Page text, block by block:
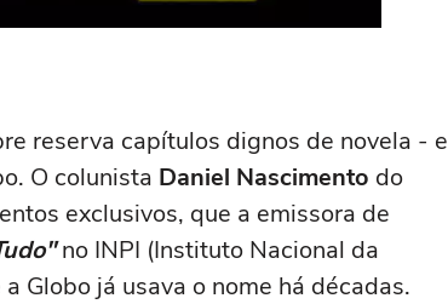
reserva capítulos dignos de novela - e
O colunista Daniel Nascimento do
exclusivos, que a emissora de
no INPI (Instituto Nacional da
Globo já usava o nome há décadas.